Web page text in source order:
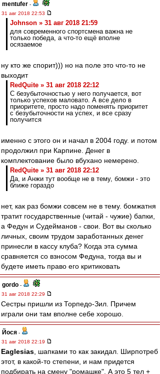
mentufer -
31 авг 2018 22:53
Johnson » 31 авг 2018 21:59
для современного спортсмена важна не
только победа, а что-то ещё вполне
осязаемое
ну кто же спорит))) но на поле это что-то не
выходит
RedQuite » 31 авг 2018 22:12
С безубыточностью у него получается, вот
только успехов маловато. А все дело в
приоритете, просто надо поменять приоритет
с безубыточности на успех, и все сразу
получится
именно с этого он и начал в 2004 году. и потом
продолжил при Карпине. Денег в
комплектование было вбухано немерено.
RedQuite » 31 авг 2018 22:12
Да, и Анжи тут вообще не в тему, бомжи - это
ближе гораздо
нет, как раз бомжи совсем не в тему. бомжатня
тратит государственные (читай - чужие) бапки,
а Федун и Судейманов - свои. Вот вы сколько
личных, своим трудом заработанных денег
принесли в кассу клуба? Когда эта сумма
сравняется со взносом Федуна, тогда вы и
будете иметь право его критиковать
gordo -
31 авг 2018 22:29
Сестры пришли из Торпедо-Зил. Причем
играли они там вполне себе хорошо.
Йося -
31 авг 2018 22:19
Eaglesias , шапками то как закидал. Ширпотреб
этот, в какой-то степени, и нам придется
подбирать на смену "ромашке". А это 5 тел +